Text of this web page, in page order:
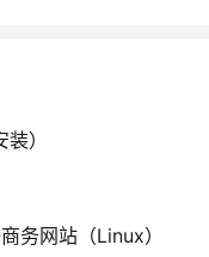
）
务网站（Linux）